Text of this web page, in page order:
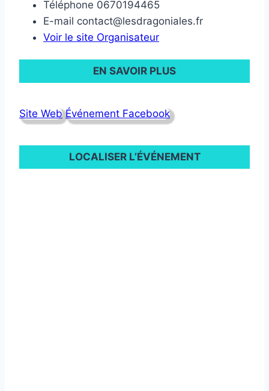
Téléphone 0670194465
E-mail contact@lesdragoniales.fr
Voir le site Organisateur
EN SAVOIR PLUS
Site Web Événement Facebook
LOCALISER L’ÉVÉNEMENT